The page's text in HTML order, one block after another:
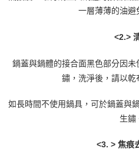
一層薄薄的油避
<2.>
鍋蓋與鍋體的接合面黑色部分因
鏽，洗淨後，請以乾
如長時間不使用鍋具，可於鍋蓋與
生鏽
<3. > 焦痕